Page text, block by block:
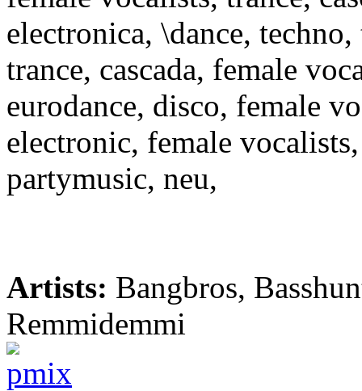
electronica, \dance,
trance, cascada, female
eurodance, disco, female
electronic, female
partymusic, neu,
Artists: Bangbros,
Remmidemmi